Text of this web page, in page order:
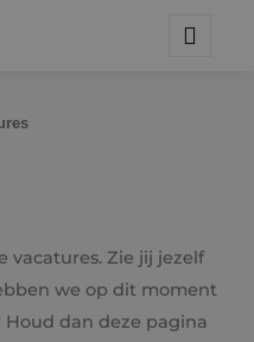
vacatures. Zie jij jezelf
we op dit moment
dan deze pagina